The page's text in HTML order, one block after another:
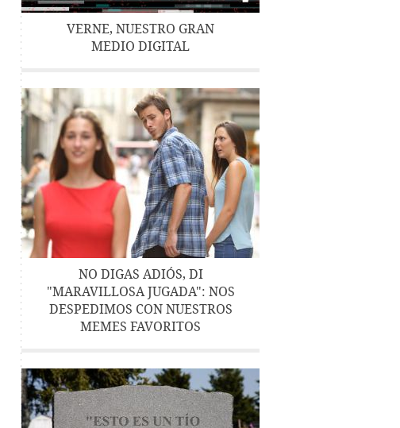
VERNE, NUESTRO GRAN
MEDIO DIGITAL
NO DIGAS ADIÓS, DI
"MARAVILLOSA JUGADA": NOS
DESPEDIMOS CON NUESTROS
MEMES FAVORITOS